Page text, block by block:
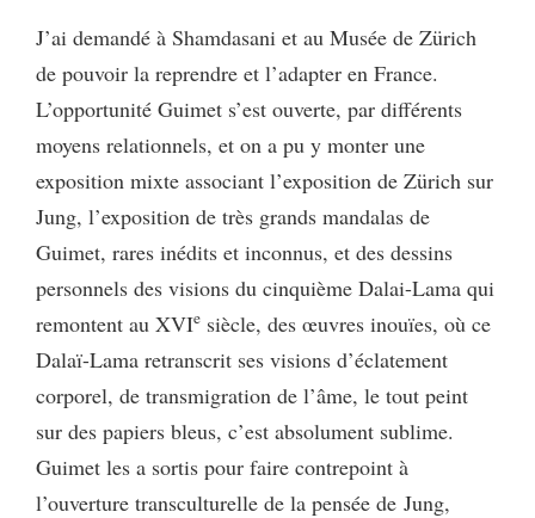
J’ai demandé à Shamdasani et au Musée de Zürich
de pouvoir la reprendre et l’adapter en France.
L’opportunité Guimet s’est ouverte, par différents
moyens relationnels, et on a pu y monter une
exposition mixte associant l’exposition de Zürich sur
Jung, l’exposition de très grands mandalas de
Guimet, rares inédits et inconnus, et des dessins
personnels des visions du cinquième Dalai-Lama qui
remontent au XVIe siècle, des œuvres inouïes, où ce
Dalaï-Lama retranscrit ses visions d’éclatement
corporel, de transmigration de l’âme, le tout peint
sur des papiers bleus, c’est absolument sublime.
Guimet les a sortis pour faire contrepoint à
l’ouverture transculturelle de la pensée de Jung,